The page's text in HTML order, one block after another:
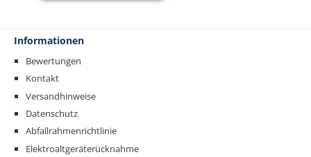
Informationen
Bewertungen
Kontakt
Versandhinweise
Datenschutz
Abfallrahmenrichtlinie
Elektroaltgeräterücknahme